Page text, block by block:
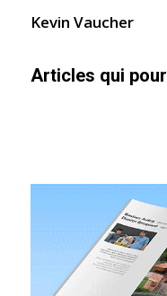
Kevin Vaucher
Articles qui